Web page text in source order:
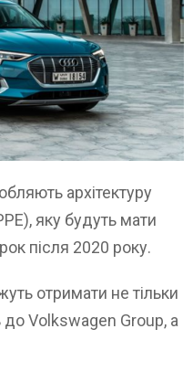
архітектуру
яку будуть мати
після 2020 року.
отримати не тільки
до Volkswagen Group, а